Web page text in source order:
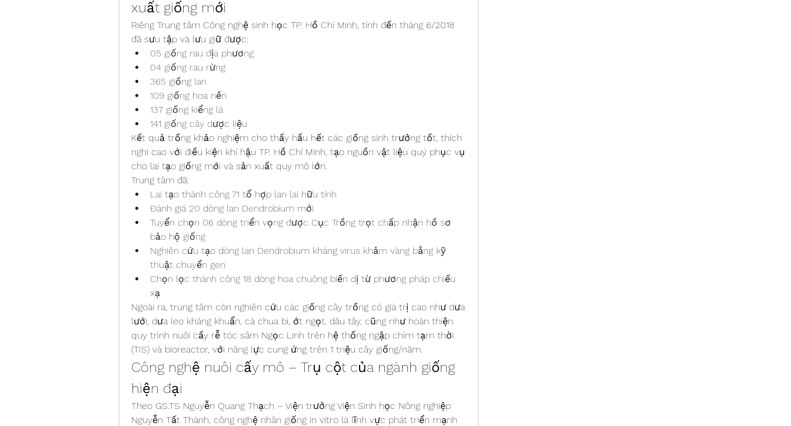
xuất giống mới
Riêng Trung tâm Công nghệ sinh học TP. Hồ Chí Minh, tính đến tháng 6/2018
đã sưu tập và lưu giữ được:
05 giống rau địa phương
04 giống rau rừng
365 giống lan
109 giống hoa nền
137 giống kiểng lá
141 giống cây dược liệu
Kết quả trồng khảo nghiệm cho thấy hầu hết các giống sinh trưởng tốt, thích
nghi cao với điều kiện khí hậu TP. Hồ Chí Minh, tạo nguồn vật liệu quý phục vụ
cho lai tạo giống mới và sản xuất quy mô lớn.
Trung tâm đã:
Lai tạo thành công 71 tổ hợp lan lai hữu tính
Đánh giá 20 dòng lan Dendrobium mới
Tuyển chọn 06 dòng triển vọng được Cục Trồng trọt chấp nhận hồ sơ
bảo hộ giống
Nghiên cứu tạo dòng lan Dendrobium kháng virus khảm vàng bằng kỹ
thuật chuyển gen
Chọn lọc thành công 18 dòng hoa chuông biến dị từ phương pháp chiếu
xạ
Ngoài ra, trung tâm còn nghiên cứu các giống cây trồng có giá trị cao như dưa
lưới, dưa leo kháng khuẩn, cà chua bi, ớt ngọt, dâu tây, cũng như hoàn thiện
quy trình nuôi cấy rễ tóc sâm Ngọc Linh trên hệ thống ngập chìm tạm thời
(TIS) và bioreactor, với năng lực cung ứng trên 1 triệu cây giống/năm.
Công nghệ nuôi cấy mô – Trụ cột của ngành giống
hiện đại
Theo GS.TS Nguyễn Quang Thạch – Viện trưởng Viện Sinh học Nông nghiệp
Nguyễn Tất Thành, công nghệ nhân giống in vitro là lĩnh vực phát triển mạnh